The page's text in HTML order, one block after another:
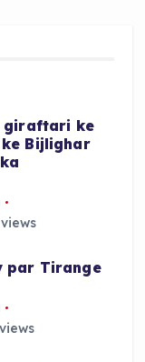
giraftari ke
Bijlighar
par Tirange